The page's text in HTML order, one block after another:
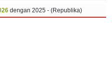
dengan 2025 - (Republika)